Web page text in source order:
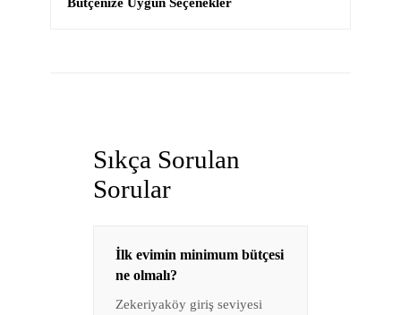
Sıkça Sorulan
Sorular
İlk evimin minimum bütçesi
ne olmalı?
Zekeriyaköy giriş seviyesi